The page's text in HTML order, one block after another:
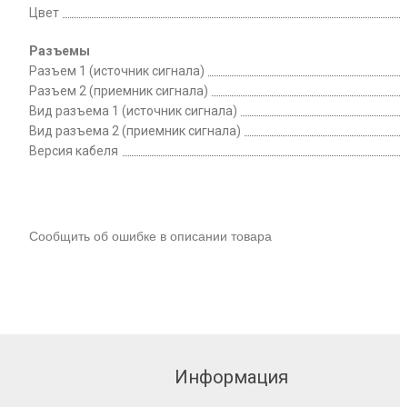
Цвет
Разъемы
Разъем 1 (источник сигнала)
Разъем 2 (приемник сигнала)
Вид разъема 1 (источник сигнала)
Вид разъема 2 (приемник сигнала)
Версия кабеля
Сообщить об ошибке в описании товара
Информация